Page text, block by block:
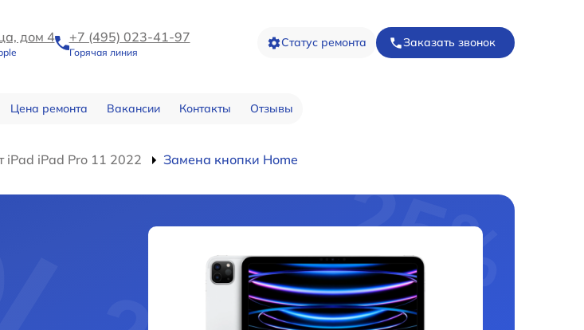
дом 4 +7 (495) 023-41-97
Горячая линия
Статус ремонта Заказать звонок
Цена ремонта Вакансии Контакты Отзывы
iPad iPad Pro 11 2022 Замена кнопки Home